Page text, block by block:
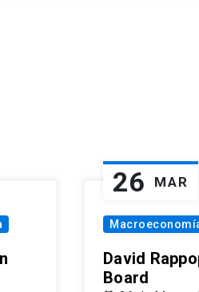
26 MAR
David
Board